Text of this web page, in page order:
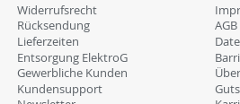
Widerrufsrecht
Rücksendung
Lieferzeiten
Entsorgung ElektroG
Gewerbliche Kunden
Kundensupport
AGB